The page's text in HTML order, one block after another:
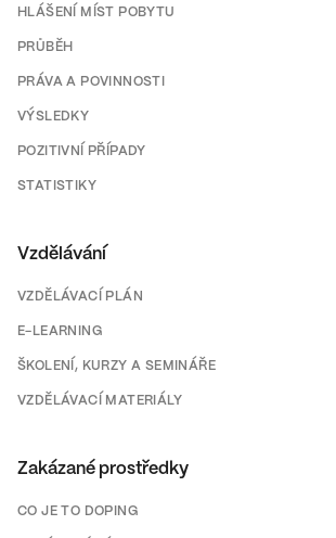
HLÁŠENÍ MÍST POBYTU
PRŮBĚH
PRÁVA A POVINNOSTI
VÝSLEDKY
POZITIVNÍ PŘÍPADY
STATISTIKY
Vzdělávání
VZDĚLÁVACÍ PLÁN
E-LEARNING
ŠKOLENÍ, KURZY A SEMINÁŘE
VZDĚLÁVACÍ MATERIÁLY
Zakázané prostředky
CO JE TO DOPING